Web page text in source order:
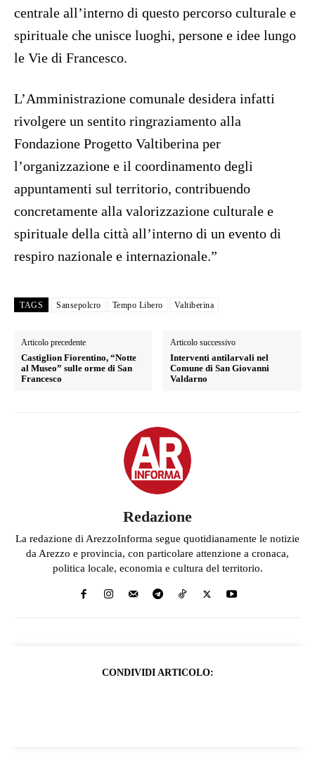
centrale all’interno di questo percorso culturale e
spirituale che unisce luoghi, persone e idee lungo
le Vie di Francesco.
L’Amministrazione comunale desidera infatti
rivolgere un sentito ringraziamento alla
Fondazione Progetto Valtiberina per
l’organizzazione e il coordinamento degli
appuntamenti sul territorio, contribuendo
concretamente alla valorizzazione culturale e
spirituale della città all’interno di un evento di
respiro nazionale e internazionale.”
TAGS Sansepolcro Tempo Libero Valtiberina
Articolo precedente
Castiglion Fiorentino, “Notte
al Museo” sulle orme di San
Francesco
Articolo successivo
Interventi antilarvali nel
Comune di San Giovanni
Valdarno
Redazione
La redazione di ArezzoInforma segue quotidianamente le notizie
da Arezzo e provincia, con particolare attenzione a cronaca,
politica locale, economia e cultura del territorio.
CONDIVIDI ARTICOLO: